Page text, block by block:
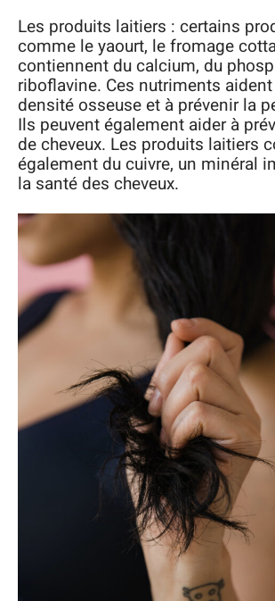
Les produits laitiers : certains
comme le yaourt, le fromage
contiennent du calcium, du
riboflavine. Ces nutriments
densité osseuse et à prévenir la
Ils peuvent également aider à
de cheveux. Les produits laitiers
également du cuivre, un minéral
la santé des cheveux.